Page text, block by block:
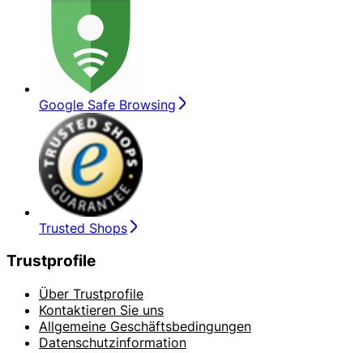
Google Safe Browsing
Trusted Shops
Trustprofile
Über Trustprofile
Kontaktieren Sie uns
Allgemeine Geschäftsbedingungen
Datenschutzinformation